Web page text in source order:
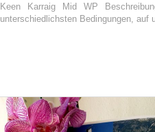
Keen Karraig Mid WP
unterschiedlichsten Bedingungen, auf